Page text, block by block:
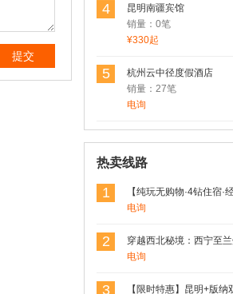
提交
4
昆明南疆宾馆
销量：0笔
¥330起
5
杭州云中径度假酒店
销量：27笔
电询
热卖线路
1
电询
2
电询
3